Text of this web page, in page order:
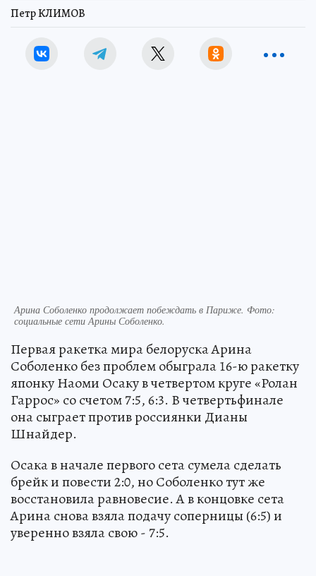
Петр КЛИМОВ
Арина Соболенко продолжает побеждать в Париже. Фото:
социальные сети Арины Соболенко.
Первая ракетка мира белоруска Арина
Соболенко без проблем обыграла 16-ю ракетку
японку Наоми Осаку в четвертом круге «Ролан
Гаррос» со счетом 7:5, 6:3. В четвертьфинале
она сыграет против россиянки Дианы
Шнайдер.
Осака в начале первого сета сумела сделать
брейк и повести 2:0, но Соболенко тут же
восстановила равновесие. А в концовке сета
Арина снова взяла подачу соперницы (6:5) и
уверенно взяла свою - 7:5.